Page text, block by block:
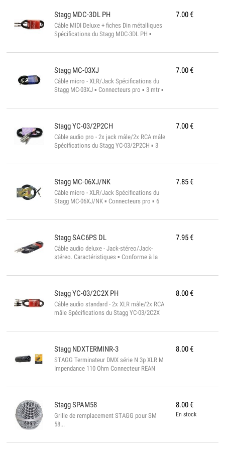
7.00€
Stagg MDC-3DL PH
Câble MIDI Deluxe + fiches Din métalliques
Spécifications du Stagg MDC-3DL PH ▪
Conforme à la norme ROHS...
7.00€
Stagg MC-03XJ
Câble micro - XLR/Jack Spécifications du
Stagg MC-03XJ ▪ Connecteurs pro ▪ 3 mtr ▪
7.00€
StaggYC-03/2P2CH
Câble audio pro - 2x jack mâle/2x RCA mâle
Spécifications du Stagg YC-03/2P2CH ▪ 3
7.85€
Stagg MC-06XJ/NK
Câble micro - XLR/Jack Spécifications du
Stagg MC-06XJ/NK ▪ Connecteurs pro ▪ 6
7.95€
StaggSAC6PS DL
Câble audio deluxe - Jack-stéreo/Jack-
stéreo. Caractéristiques ▪ Conforme à la
Noir...
8.00€
StaggYC-03/2C2X PH
Câble audio standard - 2x XLR mâle/2x RCA
mâle Spécifications du Stagg YC-03/2C2X
▪ Conforme à la norme ROHS...
8.00€
Stagg NDXTERMINR-3
STAGG Terminateur DMX série N 3p XLR M
Impendance 110 Ohm Connecteur REAN
8.00€
En stock
StaggSPAM58
Grille de remplacement STAGG pour SM
58...